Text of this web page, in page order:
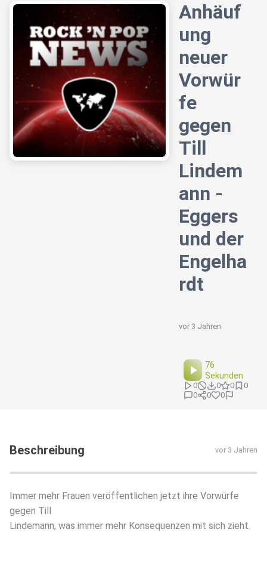
Anhäuf
ung
neuer
Vorwür
fe
gegen
Till
Lindem
ann -
Eggers
und der
Engelha
rdt
vor 3 Jahren
76
Sekunden
0 0 0
0
0
0 0
Beschreibung vor 3 Jahren
Immer mehr Frauen veröffentlichen jetzt ihre Vorwürfe
gegen Till
Lindemann, was immer mehr Konsequenzen mit sich zieht.